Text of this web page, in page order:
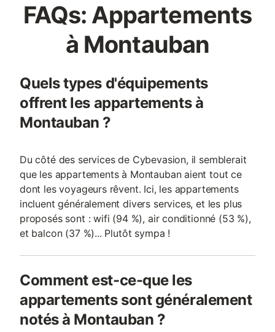
FAQs: Appartements
à Montauban
Quels types d'équipements
offrent les appartements à
Montauban ?
Du côté des services de Cybevasion, il semblerait
que les appartements à Montauban aient tout ce
dont les voyageurs rêvent. Ici, les appartements
incluent généralement divers services, et les plus
proposés sont : wifi (94 %), air conditionné (53 %),
et balcon (37 %)... Plutôt sympa !
Comment est-ce-que les
appartements sont généralement
notés à Montauban ?